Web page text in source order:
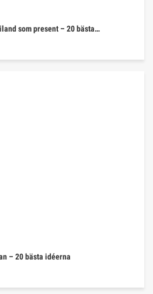
som present – 20 bästa…
– 20 bästa idéerna